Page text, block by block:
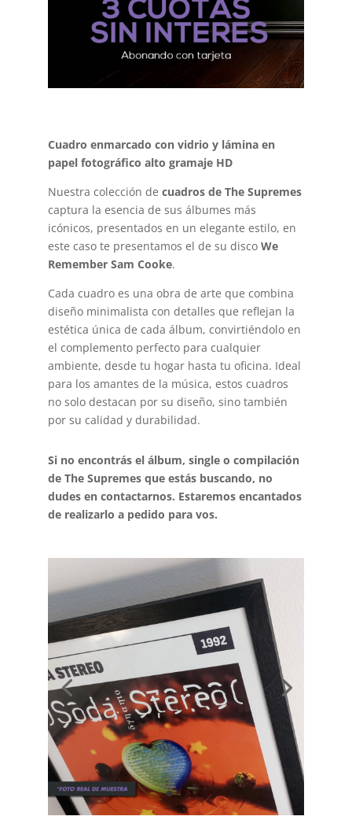
Cuadro enmarcado con vidrio y lámina en
papel fotográfico alto gramaje HD
Nuestra colección de cuadros de The Supremes
captura la esencia de sus álbumes más
icónicos, presentados en un elegante estilo, en
este caso te presentamos el de su disco We
Remember Sam Cooke.
Cada cuadro es una obra de arte que combina
diseño minimalista con detalles que reflejan la
estética única de cada álbum, convirtiéndolo en
el complemento perfecto para cualquier
ambiente, desde tu hogar hasta tu oficina. Ideal
para los amantes de la música, estos cuadros
no solo destacan por su diseño, sino también
por su calidad y durabilidad.
Si no encontrás el álbum, single o compilación
de The Supremes que estás buscando, no
dudes en contactarnos. Estaremos encantados
de realizarlo a pedido para vos.